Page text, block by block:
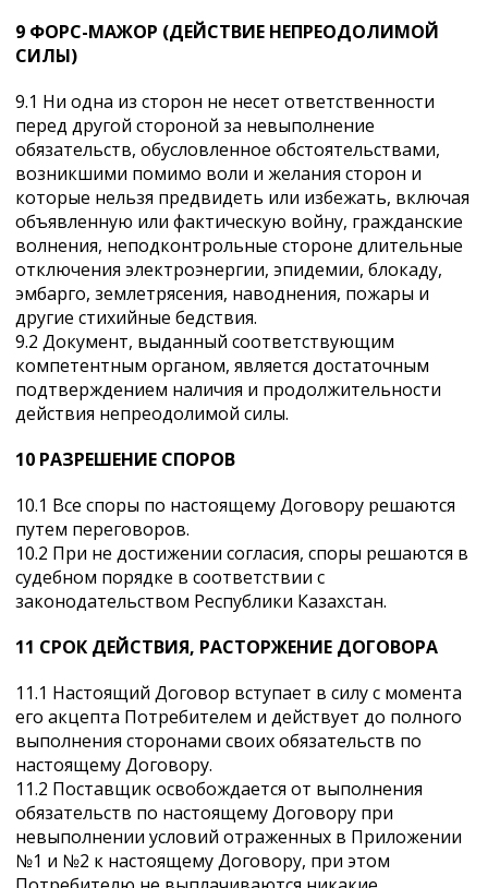
9 ФОРС-МАЖОР (ДЕЙСТВИЕ НЕПРЕОДОЛИМОЙ
СИЛЫ)
9.1 Ни одна из сторон не несет ответственности
перед другой стороной за невыполнение
обязательств, обусловленное обстоятельствами,
возникшими помимо воли и желания сторон и
которые нельзя предвидеть или избежать, включая
объявленную или фактическую войну, гражданские
волнения, неподконтрольные стороне длительные
отключения электроэнергии, эпидемии, блокаду,
эмбарго, землетрясения, наводнения, пожары и
другие стихийные бедствия.
9.2 Документ, выданный соответствующим
компетентным органом, является достаточным
подтверждением наличия и продолжительности
действия непреодолимой силы.
10 РАЗРЕШЕНИЕ СПОРОВ
10.1 Все споры по настоящему Договору решаются
путем переговоров.
10.2 При не достижении согласия, споры решаются в
судебном порядке в соответствии с
законодательством Республики Казахстан.
11 СРОК ДЕЙСТВИЯ, РАСТОРЖЕНИЕ ДОГОВОРА
11.1 Настоящий Договор вступает в силу с момента
его акцепта Потребителем и действует до полного
выполнения сторонами своих обязательств по
настоящему Договору.
11.2 Поставщик освобождается от выполнения
обязательств по настоящему Договору при
невыполнении условий отраженных в Приложении
№1 и №2 к настоящему Договору, при этом